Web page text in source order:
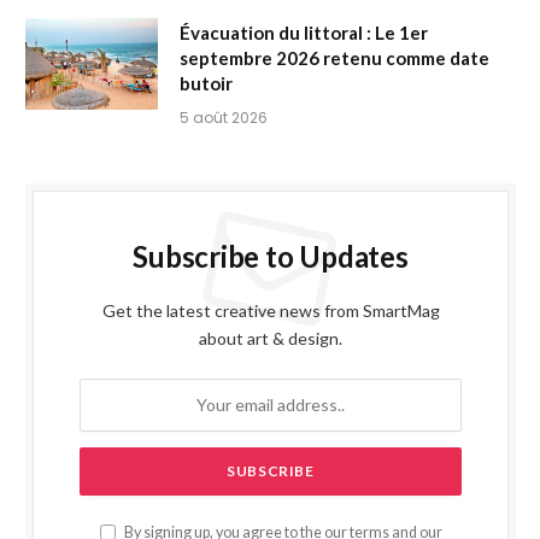
Évacuation du littoral : Le 1er
septembre 2026 retenu comme date
butoir
5 août 2026
Subscribe to Updates
Get the latest creative news from SmartMag
about art & design.
By signing up, you agree to the our terms and our